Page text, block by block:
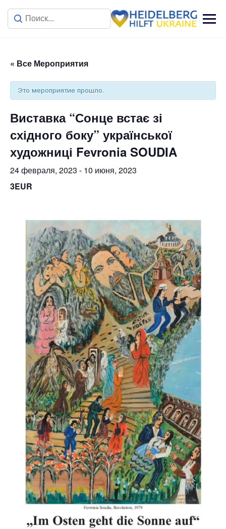
« Все Мероприятия
Это мероприятие прошло.
Виставка “Сонце встає зі
східного боку” української
художниці Fevronia SOUDIA
24 февраля, 2023 - 10 июня, 2023
3EUR